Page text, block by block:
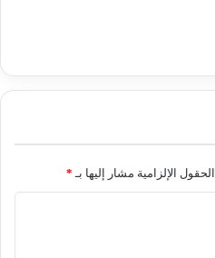
الحقول الإلزامية مشار إليها بـ *